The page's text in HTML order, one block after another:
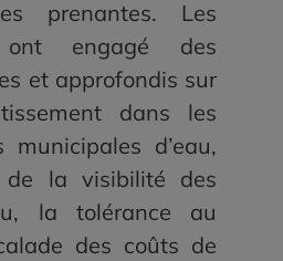
prenantes. Les
ont engagé des
et approfondis sur
dans les
municipales d’eau,
de la visibilité des
la tolérance au
des coûts de